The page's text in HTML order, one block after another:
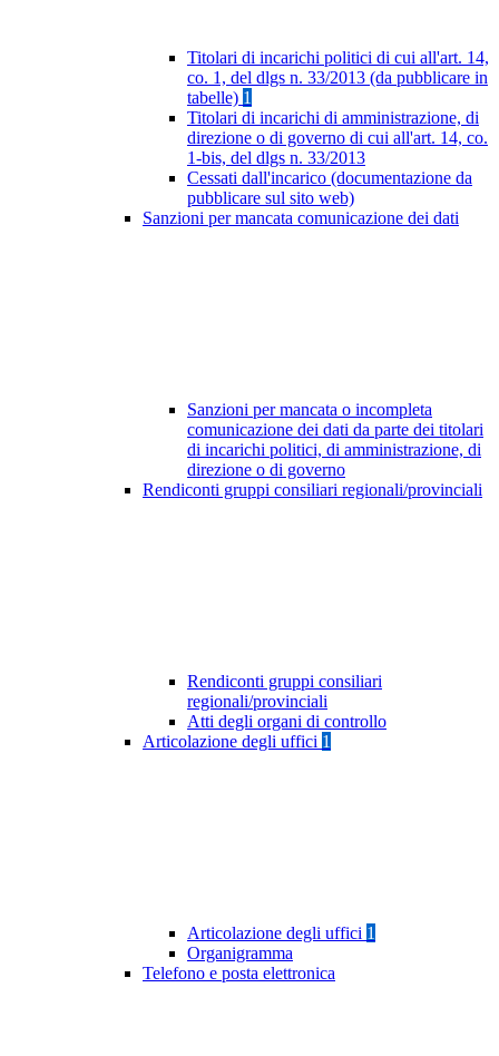
Titolari di incarichi politici di cui all'art. 14,
co. 1, del dlgs n. 33/2013 (da pubblicare in
tabelle) 1
Titolari di incarichi di amministrazione, di
direzione o di governo di cui all'art. 14, co.
1-bis, del dlgs n. 33/2013
Cessati dall'incarico (documentazione da
pubblicare sul sito web)
Sanzioni per mancata comunicazione dei dati
Sanzioni per mancata o incompleta
comunicazione dei dati da parte dei titolari
di incarichi politici, di amministrazione, di
direzione o di governo
Rendiconti gruppi consiliari regionali/provinciali
Rendiconti gruppi consiliari
regionali/provinciali
Atti degli organi di controllo
Articolazione degli uffici 1
Articolazione degli uffici 1
Organigramma
Telefono e posta elettronica